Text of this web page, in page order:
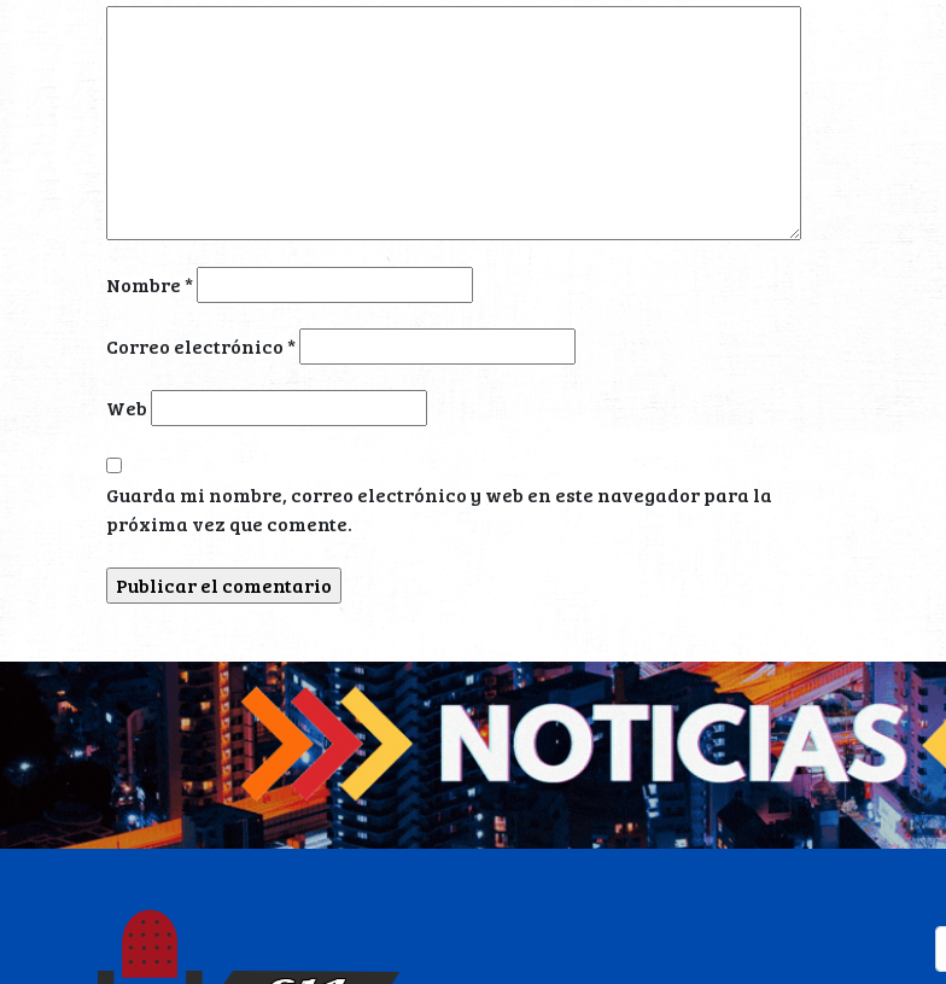
Nombre*
Correo electrónico*
Web
Guarda mi nombre, correo electrónico y web en este navegador para la
próxima vez que comente.